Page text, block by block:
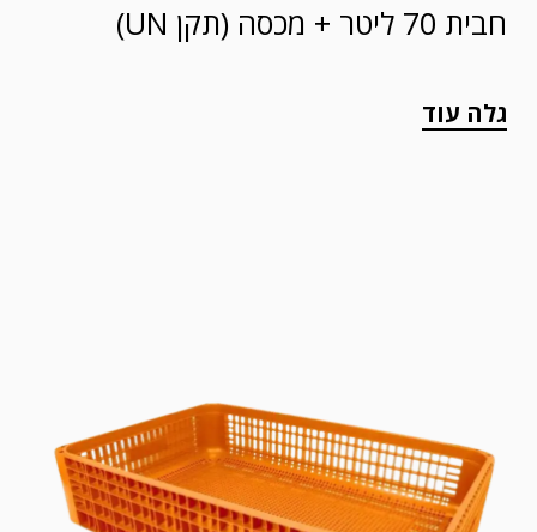
חבית 70 ליטר + מכסה (תקן UN)
גלה עוד